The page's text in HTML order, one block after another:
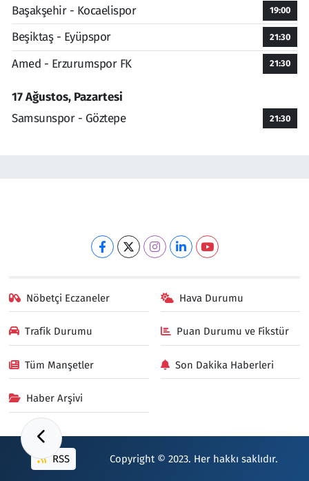
Başakşehir - Kocaelispor
19:00
Beşiktaş - Eyüpspor 21:30
Amed - Erzurumspor FK 21:30
17 Ağustos, Pazartesi
Samsunspor - Göztepe
21:30
Nöbetçi Eczaneler Hava Durumu
Trafik Durumu Puan Durumu ve Fikstür
Tüm Manşetler Son Dakika Haberleri
Haber Arşivi
RSS Copyright © 2023. Her hakkı saklıdır.